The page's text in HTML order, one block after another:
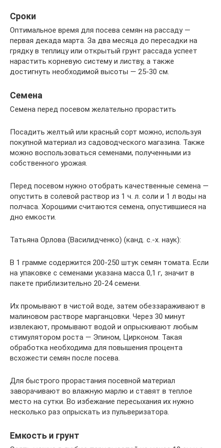
Сроки
Оптимальное время для посева семян на рассаду —
первая декада марта. За два месяца до пересадки на
грядку в теплицу или открытый грунт рассада успеет
нарастить корневую систему и листву, а также
достигнуть необходимой высоты — 25-30 см.
Семена
Семена перед посевом желательно прорастить
Посадить желтый или красный сорт можно, используя
покупной материал из садоводческого магазина. Также
можно воспользоваться семенами, полученными из
собственного урожая.
Перед посевом нужно отобрать качественные семена —
опустить в солевой раствор из 1 ч. л. соли и 1 л воды на
полчаса. Хорошими считаются семена, опустившиеся на
дно емкости.
Татьяна Орлова (Василидченко) (канд. с.-х. наук):
В 1 грамме содержится 200-250 штук семян томата. Если
на упаковке с семенами указана масса 0,1 г, значит в
пакете приблизительно 20-24 семени.
Их промывают в чистой воде, затем обеззараживают в
малиновом растворе марганцовки. Через 30 минут
извлекают, промывают водой и опрыскивают любым
стимулятором роста — Эпином, Цирконом. Такая
обработка необходима для повышения процента
всхожести семян после посева.
Для быстрого прорастания посевной материал
заворачивают во влажную марлю и ставят в теплое
место на сутки. Во избежание пересыхания их нужно
несколько раз опрыскать из пульверизатора.
Емкость и грунт